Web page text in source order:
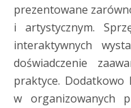
prezentowane
i artystycznym.
interaktywnych
doświadczenie
praktyce. Dodatkowo
w organizowanych